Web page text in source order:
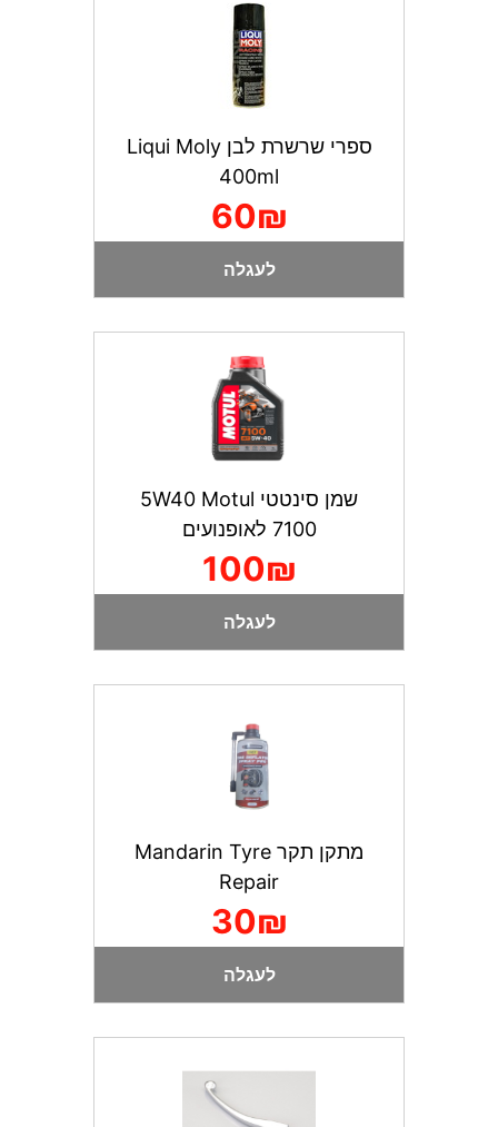
ספרי שרשרת לבן Liqui Moly
400ml
60₪
לעגלה
שמן סינטטי 5W40 Motul
7100 לאופנועים
100₪
לעגלה
מתקן תקר Mandarin Tyre
Repair
30₪
לעגלה